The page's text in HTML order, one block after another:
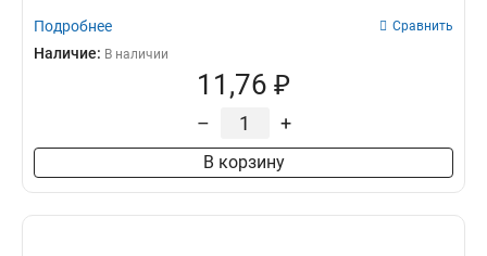
Подробнее Сравнить
Наличие: В наличии
11,76 ₽
– +
В корзину